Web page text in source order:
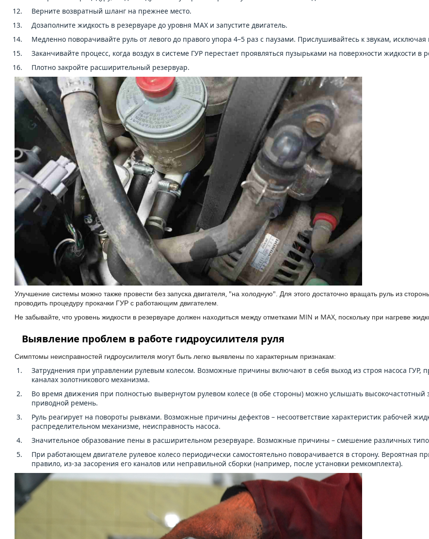
Верните возвратный шланг на прежнее место.
Дозаполните жидкость в резервуаре до уровня MAX и запустите двигатель.
Медленно поворачивайте руль от левого до правого упора 4–5 раз с паузами. Прислушивайтесь к звукам,
Заканчивайте процесс, когда воздух в системе ГУР перестает проявляться пузырьками на поверхности жидкости в
Плотно закройте расширительный резервуар.
Улучшение системы можно также провести без запуска двигателя, "на холодную". Для этого достаточно вращать руль из
проводить процедуру прокачки ГУР с работающим двигателем.
Не забывайте, что уровень жидкости в резервуаре должен находиться между отметками MIN и MAX, поскольку при нагреве
Выявление проблем в работе гидроусилителя руля
Симптомы неисправностей гидроусилителя могут быть легко выявлены по характерным признакам:
Затруднения при управлении рулевым колесом. Возможные причины включают в себя выход из строя насоса ГУР,
каналах золотникового механизма.
Во время движения при полностью вывернутом рулевом колесе (в обе стороны) можно услышать высокочастотный
приводной ремень.
Руль реагирует на повороты рывками. Возможные причины дефектов – несоответствие характеристик рабочей
распределительном механизме, неисправность насоса.
Значительное образование пены в расширительном резервуаре. Возможные причины – смешение различных
При работающем двигателе рулевое колесо периодически самостоятельно поворачивается в сторону. Вероятная
правило, из-за засорения его каналов или неправильной сборки (например, после установки ремкомплекта).